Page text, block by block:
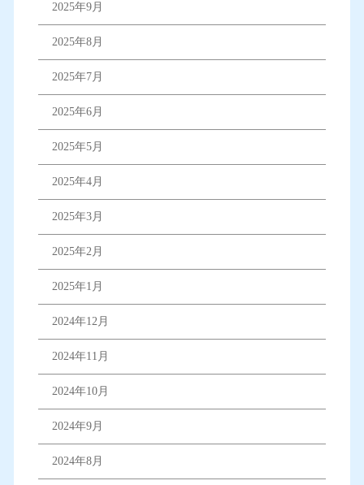
2025年9月
2025年8月
2025年7月
2025年6月
2025年5月
2025年4月
2025年3月
2025年2月
2025年1月
2024年12月
2024年11月
2024年10月
2024年9月
2024年8月